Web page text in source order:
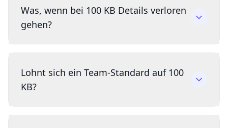
Was, wenn bei 100 KB Details verloren
gehen?
Lohnt sich ein Team-Standard auf 100
KB?